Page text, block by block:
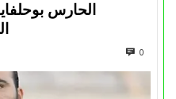
الحارس
0